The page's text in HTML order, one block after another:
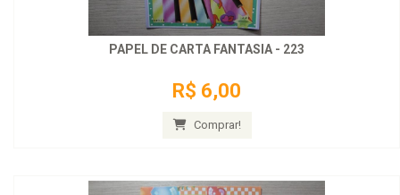
PAPEL DE CARTA FANTASIA - 223
R$ 6,00
Comprar!